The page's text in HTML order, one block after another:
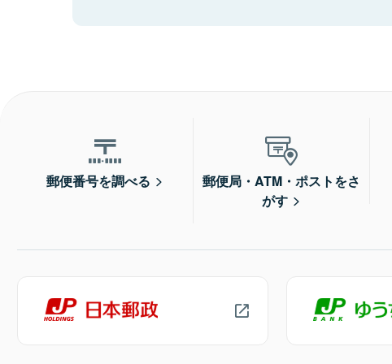
郵便番号を調べる
郵便局・ATM・ポストをさ
がす